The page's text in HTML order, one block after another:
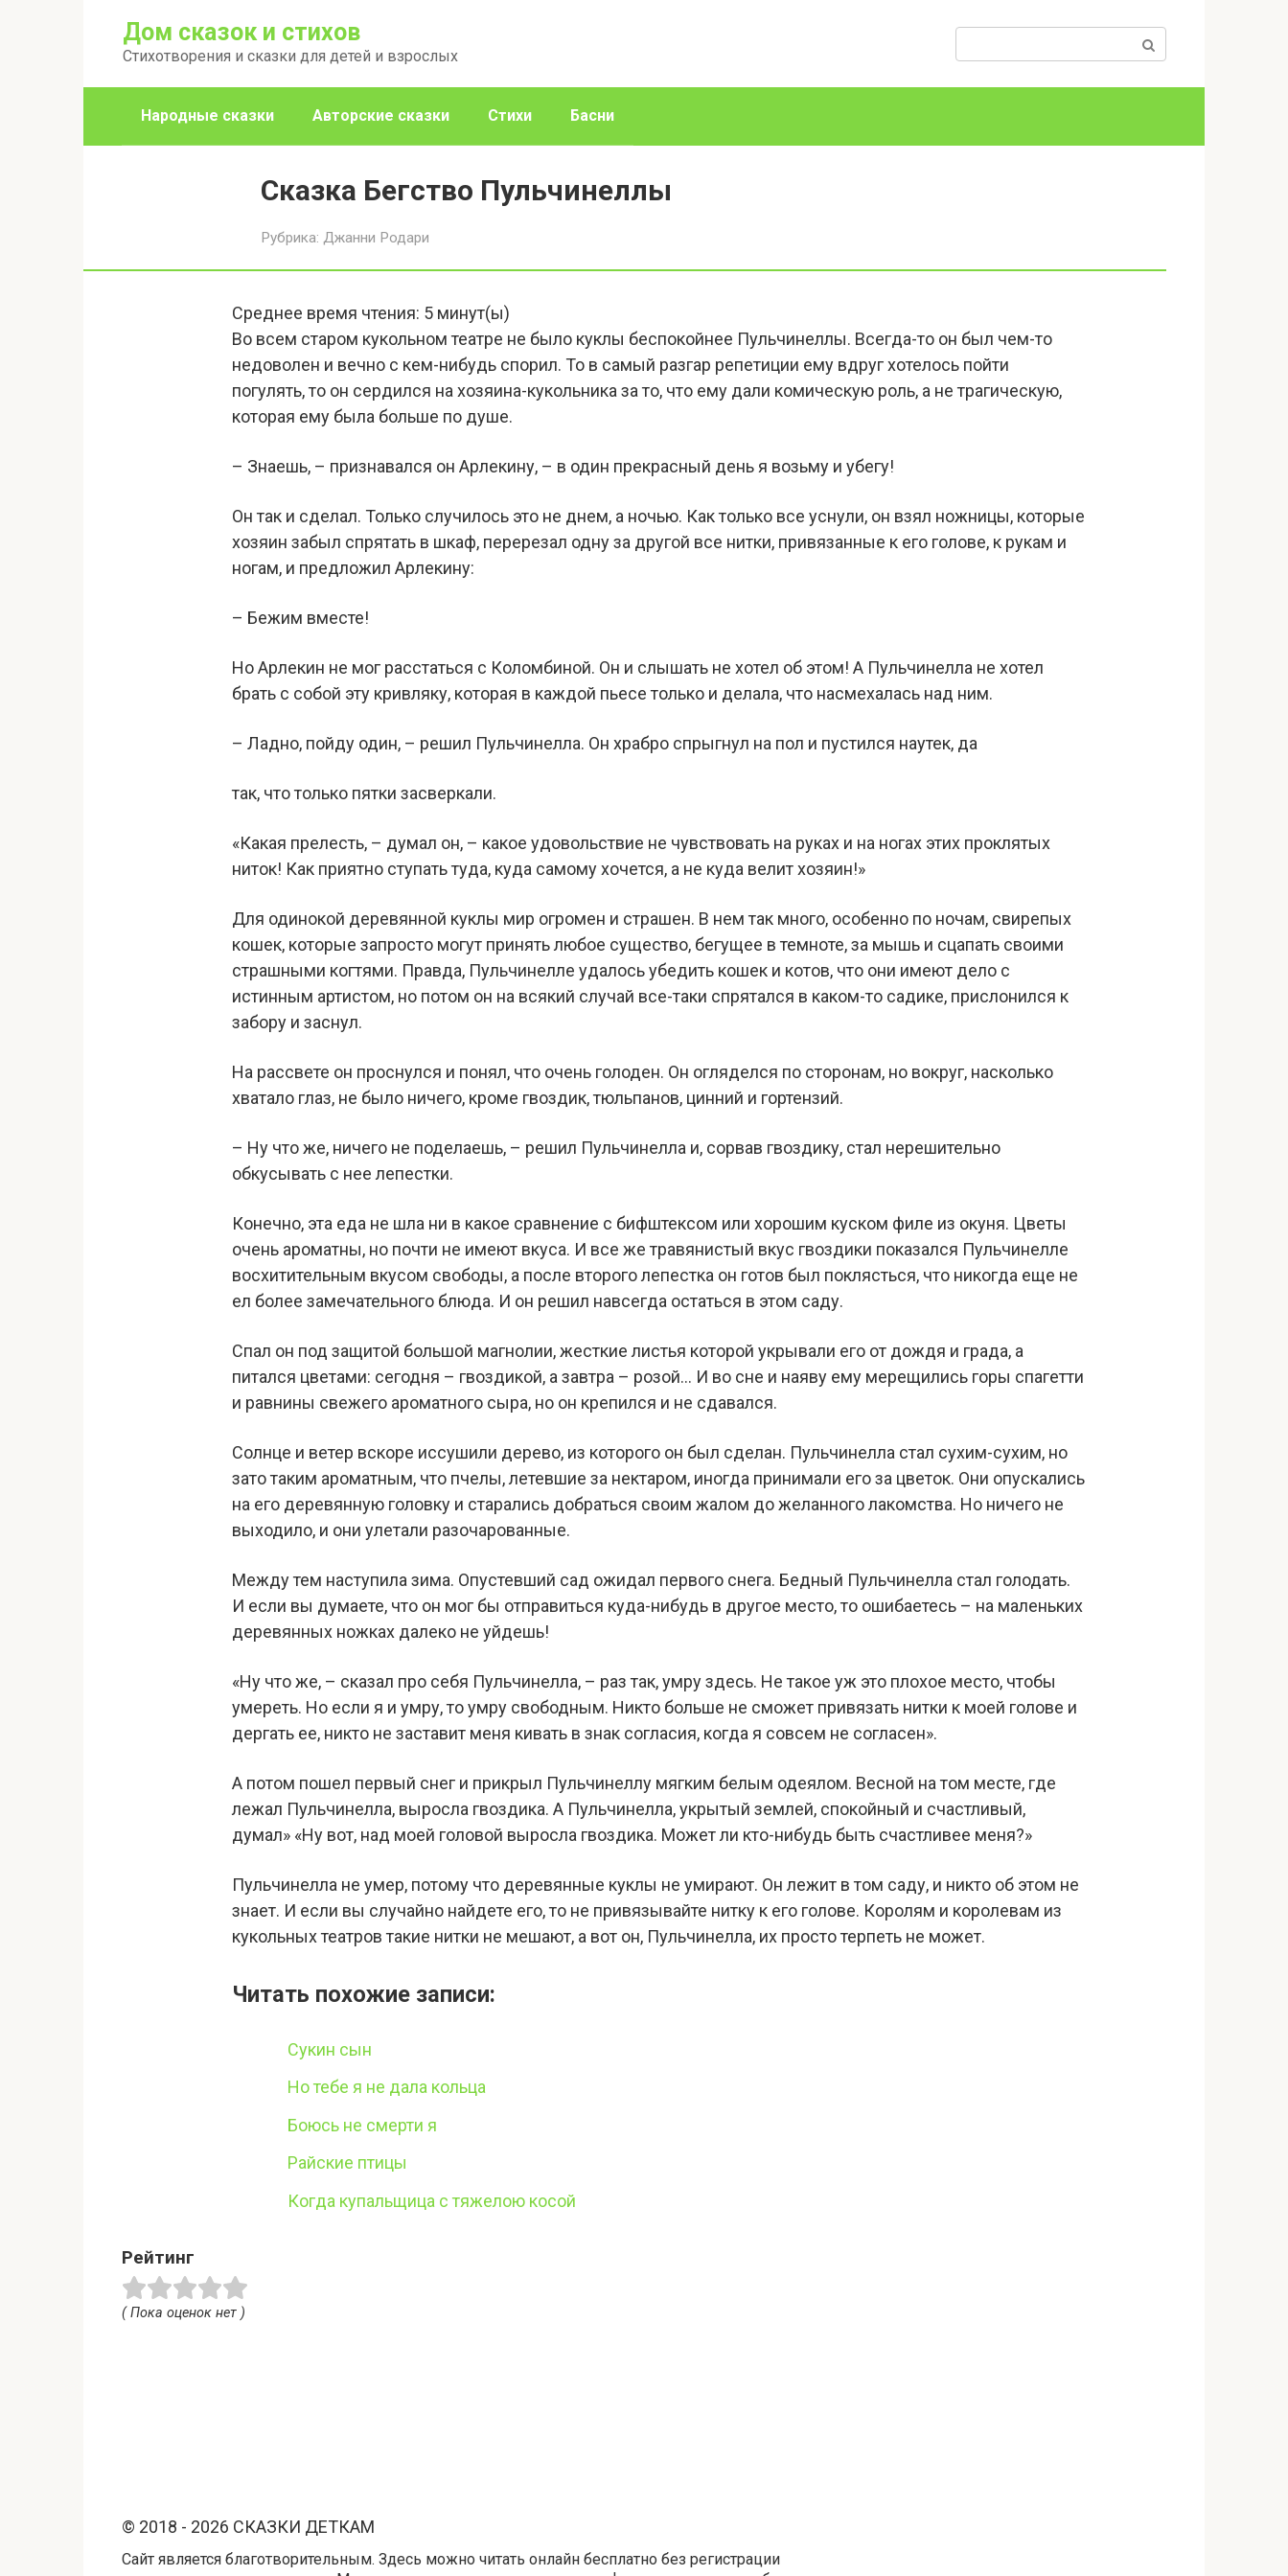
Дом сказок и стихов
Стихотворения и сказки для детей и взрослых
Народные сказки Авторские сказки Стихи Басни
Сказка Бегство Пульчинеллы
Рубрика: Джанни Родари
Среднее время чтения: 5 минут(ы)
Во всем старом кукольном театре не было куклы беспокойнее Пульчинеллы. Всегда-то он был чем-то
недоволен и вечно с кем-нибудь спорил. То в самый разгар репетиции ему вдруг хотелось пойти
погулять, то он сердился на хозяина-кукольника за то, что ему дали комическую роль, а не трагическую,
которая ему была больше по душе.
– Знаешь, – признавался он Арлекину, – в один прекрасный день я возьму и убегу!
Он так и сделал. Только случилось это не днем, а ночью. Как только все уснули, он взял ножницы, которые
хозяин забыл спрятать в шкаф, перерезал одну за другой все нитки, привязанные к его голове, к рукам и
ногам, и предложил Арлекину:
– Бежим вместе!
Но Арлекин не мог расстаться с Коломбиной. Он и слышать не хотел об этом! А Пульчинелла не хотел
брать с собой эту кривляку, которая в каждой пьесе только и делала, что насмехалась над ним.
– Ладно, пойду один, – решил Пульчинелла. Он храбро спрыгнул на пол и пустился наутек, да
так, что только пятки засверкали.
«Какая прелесть, – думал он, – какое удовольствие не чувствовать на руках и на ногах этих проклятых
ниток! Как приятно ступать туда, куда самому хочется, а не куда велит хозяин!»
Для одинокой деревянной куклы мир огромен и страшен. В нем так много, особенно по ночам, свирепых
кошек, которые запросто могут принять любое существо, бегущее в темноте, за мышь и сцапать своими
страшными когтями. Правда, Пульчинелле удалось убедить кошек и котов, что они имеют дело с
истинным артистом, но потом он на всякий случай все-таки спрятался в каком-то садике, прислонился к
забору и заснул.
На рассвете он проснулся и понял, что очень голоден. Он огляделся по сторонам, но вокруг, насколько
хватало глаз, не было ничего, кроме гвоздик, тюльпанов, цинний и гортензий.
– Ну что же, ничего не поделаешь, – решил Пульчинелла и, сорвав гвоздику, стал нерешительно
обкусывать с нее лепестки.
Конечно, эта еда не шла ни в какое сравнение с бифштексом или хорошим куском филе из окуня. Цветы
очень ароматны, но почти не имеют вкуса. И все же травянистый вкус гвоздики показался Пульчинелле
восхитительным вкусом свободы, а после второго лепестка он готов был поклясться, что никогда еще не
ел более замечательного блюда. И он решил навсегда остаться в этом саду.
Спал он под защитой большой магнолии, жесткие листья которой укрывали его от дождя и града, а
питался цветами: сегодня – гвоздикой, а завтра – розой… И во сне и наяву ему мерещились горы спагетти
и равнины свежего ароматного сыра, но он крепился и не сдавался.
Солнце и ветер вскоре иссушили дерево, из которого он был сделан. Пульчинелла стал сухим-сухим, но
зато таким ароматным, что пчелы, летевшие за нектаром, иногда принимали его за цветок. Они опускались
на его деревянную головку и старались добраться своим жалом до желанного лакомства. Но ничего не
выходило, и они улетали разочарованные.
Между тем наступила зима. Опустевший сад ожидал первого снега. Бедный Пульчинелла стал голодать.
И если вы думаете, что он мог бы отправиться куда-нибудь в другое место, то ошибаетесь – на маленьких
деревянных ножках далеко не уйдешь!
«Ну что же, – сказал про себя Пульчинелла, – раз так, умру здесь. Не такое уж это плохое место, чтобы
умереть. Но если я и умру, то умру свободным. Никто больше не сможет привязать нитки к моей голове и
дергать ее, никто не заставит меня кивать в знак согласия, когда я совсем не согласен».
А потом пошел первый снег и прикрыл Пульчинеллу мягким белым одеялом. Весной на том месте, где
лежал Пульчинелла, выросла гвоздика. А Пульчинелла, укрытый землей, спокойный и счастливый,
думал» «Ну вот, над моей головой выросла гвоздика. Может ли кто-нибудь быть счастливее меня?»
Пульчинелла не умер, потому что деревянные куклы не умирают. Он лежит в том саду, и никто об этом не
знает. И если вы случайно найдете его, то не привязывайте нитку к его голове. Королям и королевам из
кукольных театров такие нитки не мешают, а вот он, Пульчинелла, их просто терпеть не может.
Читать похожие записи:
Сукин сын
Но тебе я не дала кольца
Боюсь не смерти я
Райские птицы
Когда купальщица с тяжелою косой
Рейтинг
( Пока оценок нет )
© 2018 - 2026 СКАЗКИ ДЕТКАМ
Сайт является благотворительным. Здесь можно читать онлайн бесплатно без регистрации